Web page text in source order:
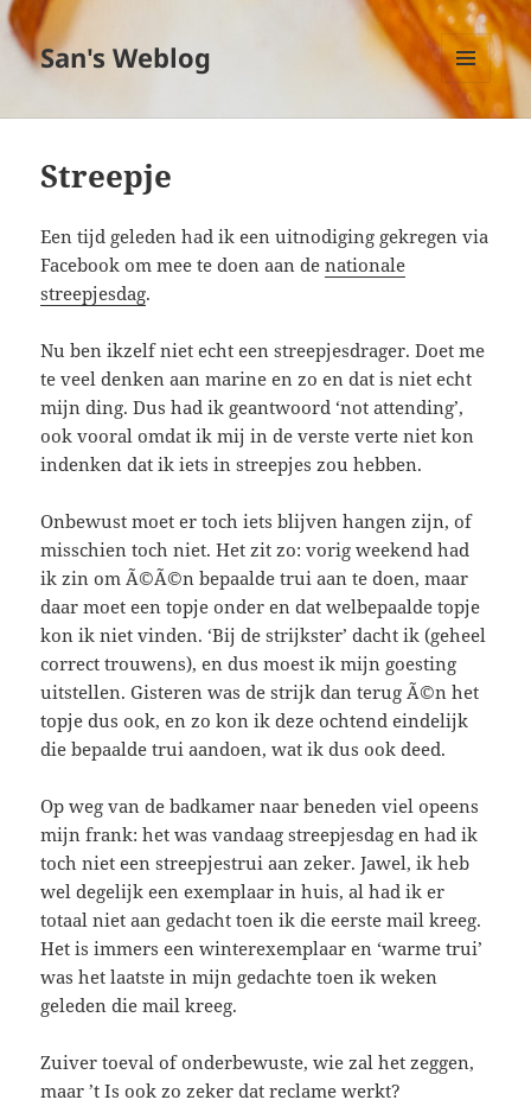
San's Weblog
MENU
EN
Streepje
Een tijd geleden had ik een uitnodiging gekregen via
Facebook om mee te doen aan denationale
streepjesdag.
Nu ben ikzelf niet echt een streepjesdrager. Doet me
te veel denken aan marine en zo en dat is niet echt
mijn ding. Dus had ik geantwoord ‘not attending’,
ook vooral omdat ik mij in de verste verte niet kon
indenken dat ik iets in streepjes zou hebben.
Onbewust moet er toch iets blijven hangen zijn, of
misschien toch niet. Het zit zo: vorig weekend had
ik zin om Ã©Ã©n bepaalde trui aan te doen, maar
daar moet een topje onder en dat welbepaalde topje
kon ik niet vinden. ‘Bij de strijkster’ dacht ik (geheel
correct trouwens), en dus moest ik mijn goesting
uitstellen. Gisteren was de strijk dan terug Ã©n het
topje dus ook, en zo kon ik deze ochtend eindelijk
die bepaalde trui aandoen, wat ik dus ook deed.
Op weg van de badkamer naar beneden viel opeens
mijn frank: het was vandaag streepjesdag en had ik
toch niet een streepjestrui aan zeker. Jawel, ik heb
wel degelijk een exemplaar in huis, al had ik er
totaal niet aan gedacht toen ik die eerste mail kreeg.
Het is immers een winterexemplaar en ‘warme trui’
was het laatste in mijn gedachte toen ik weken
geleden die mail kreeg.
Zuiver toeval of onderbewuste, wie zal het zeggen,
maar ’t Is ook zo zeker dat reclame werkt?